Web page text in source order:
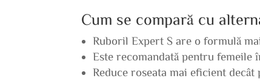
Cum se compară cu
Ruboril Expert S are o formulă
Este recomandată pentru femeile
Reduce roseata mai eficient decât